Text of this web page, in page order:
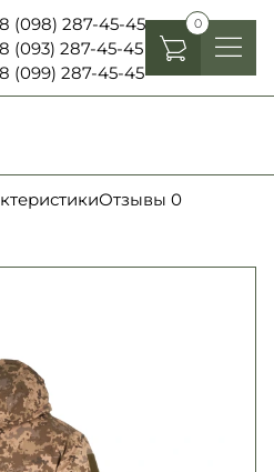
(098) 287-45-45
(093) 287-45-45
(099) 287-45-45
0
питания
Отзывы 0